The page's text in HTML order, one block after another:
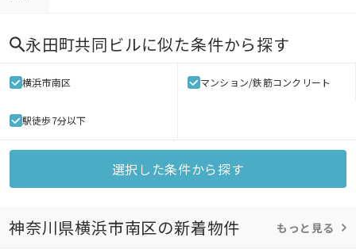
永田町共同ビルに似た条件から探す
横浜市南区 マンション/鉄筋コンクリート
駅徒歩7分以下
選択した条件から探す
神奈川県横浜市南区の新着物件 もっと見る